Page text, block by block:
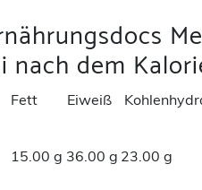
nach dem
Fett Eiweiß
15.00 g 36.00 g 23.00 g